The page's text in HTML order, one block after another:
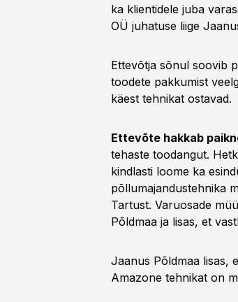
ka klientidele juba
OÜ juhatuse liige
Ettevõtja sõnul soovib
toodete pakkumist
käest tehnikat ostavad.
Ettevõte hakkab
tehaste toodangut.
kindlasti loome ka
põllumajandustehnika
Tartust. Varuosade
Põldmaa ja lisas, et
Jaanus Põldmaa lisas,
Amazone tehnikat on